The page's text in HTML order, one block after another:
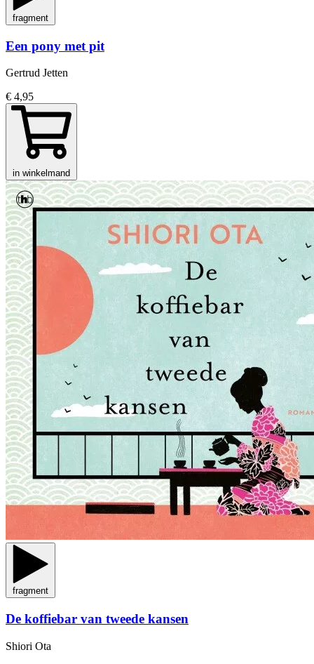
fragment
Een pony met pit
Gertrud Jetten
€ 4,95
in winkelmand
fragment
De koffiebar van tweede kansen
Shiori Ota